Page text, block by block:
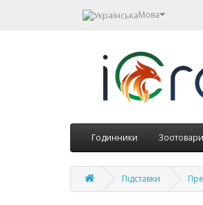
Мова
Годинники Зоотовари
Підставки